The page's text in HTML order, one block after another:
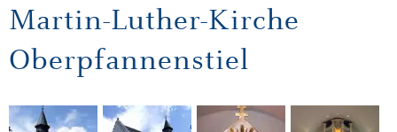
Martin-Luther-Kirche
Oberpfannenstiel